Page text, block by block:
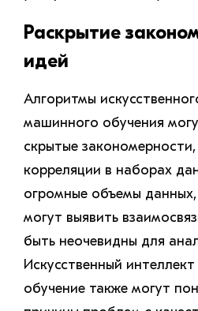
Раскрытие
идей
Алгоритмы
машинного обучения
скрытые
корреляции в наборах
огромные объемы
могут выявить
быть неочевидны для
Искусственный
обучение также могут